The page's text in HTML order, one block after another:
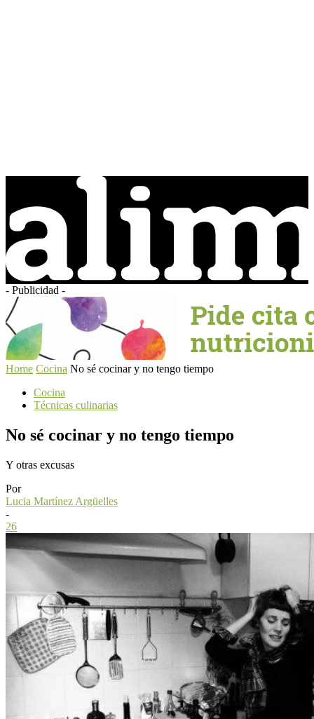
- Publicidad -
Home Cocina No sé cocinar y no tengo tiempo
Cocina
Técnicas culinarias
No sé cocinar y no tengo tiempo
Y otras excusas
Por
Lucia Martínez Argüelles
-
26